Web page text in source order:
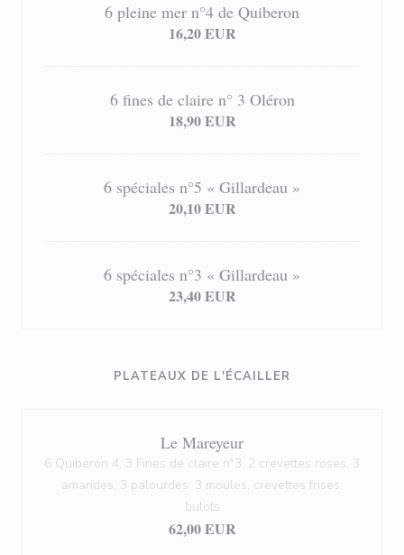
6 pleine mer n°4 de Quiberon
16,20 EUR
6 fines de claire n° 3 Oléron
18,90 EUR
6 spéciales n°5 « Gillardeau »
20,10 EUR
6 spéciales n°3 « Gillardeau »
23,40 EUR
PLATEAUX DE L'ÉCAILLER
Le Mareyeur
6 Quiberon 4, 3 Fines de claire n°3, 2 crevettes roses, 3
amandes, 3 palourdes, 3 moules, crevettes frises,
bulots
62,00 EUR